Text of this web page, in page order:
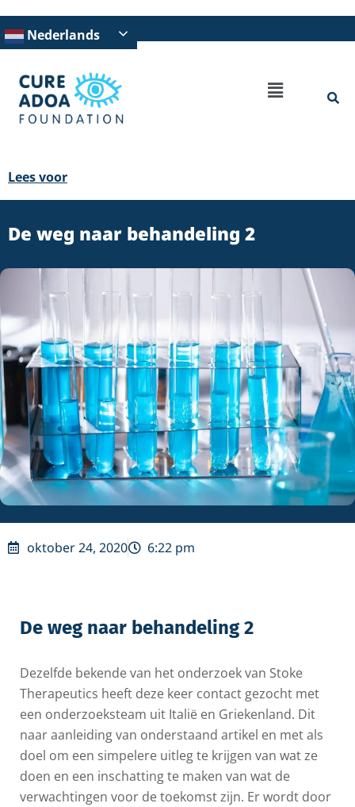
Nederlands
Lees voor
De weg naar behandeling 2
oktober 24, 2020 6:22 pm
De weg naar behandeling 2
Dezelfde bekende van het onderzoek van Stoke
Therapeutics heeft deze keer contact gezocht met
een onderzoeksteam uit Italië en Griekenland. Dit
naar aanleiding van onderstaand artikel en met als
doel om een simpelere uitleg te krijgen van wat ze
doen en een inschatting te maken van wat de
verwachtingen voor de toekomst zijn. Er wordt door